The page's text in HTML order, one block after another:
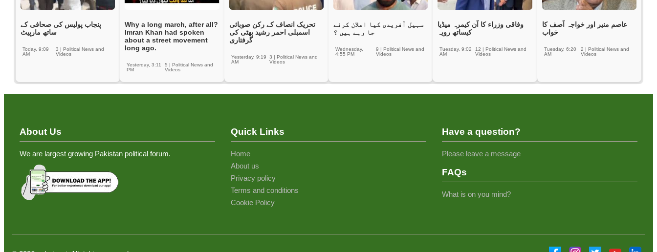
پنجاب پولیس کی صحافی کے
ساتھ مارپیٹ
3 |Political News and
Videos
Today, 9:09
AM
Why a long march, after all?
Imran Khan had spoken
about a street movement
long ago.
5 |Political News and
Videos
Yesterday, 3:11
PM
تحریک انصاف کے رکن صوبائی
اسمبلی احمر رشید بھٹی کی
گرفتاری
3 | Political News and
Videos
Yesterday, 9:19
AM
سہیل آفریدی کیا اعلان کرنے
جا رہے ہیں ؟
9 | Political News and
Videos
Wednesday,
4:55 PM
وفاقی وزراء کا آن کیمرہ میڈیا
کیساتھ رویہ
12 |Political News and
Videos
Tuesday, 9:02
AM
عاصم منیر اور خواجہ آصف کا
خواب
2 | Political News and
Videos
Tuesday, 6:20
AM
About Us
We are largest growing Pakistan political forum.
Quick Links
Home
About us
Privacy policy
Terms and conditions
Cookie Policy
Have a question?
Please leave a message
FAQs
What is on you mind?